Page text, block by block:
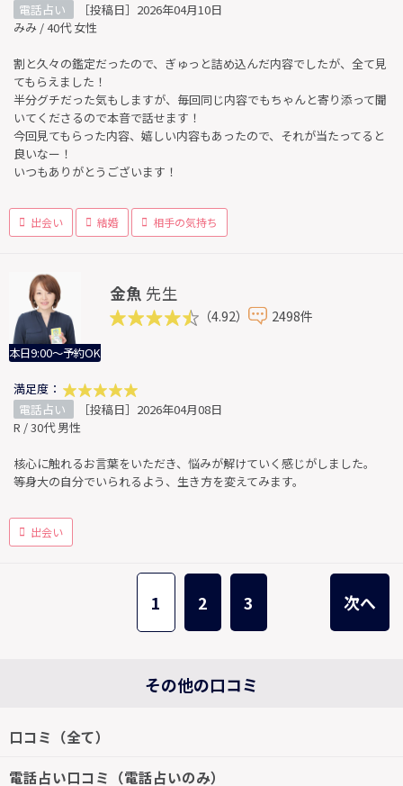
電話占い
［投稿日］2026年04月10日
みみ / 40代 女性
割と久々の鑑定だったので、ぎゅっと詰め込んだ内容でしたが、全て見
てもらえました！
半分グチだった気もしますが、毎回同じ内容でもちゃんと寄り添って聞
いてくださるので本音で話せます！
今回見てもらった内容、嬉しい内容もあったので、それが当たってると
良いなー！
いつもありがとうございます！
出会い 結婚 相手の気持ち
本日9:00～予約OK
金魚 先生
（4.92） 2498件
満足度：
電話占い
［投稿日］2026年04月08日
R / 30代 男性
核心に触れるお言葉をいただき、悩みが解けていく感じがしました。
等身大の自分でいられるよう、生き方を変えてみます。
出会い
1 2 3 次へ
その他の口コミ
口コミ（全て）
電話占い口コミ（電話占いのみ）